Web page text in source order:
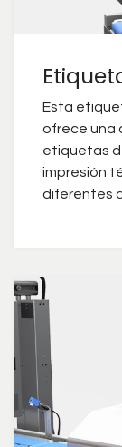
Esta
ofrece una
etiquetas
impresión
diferentes